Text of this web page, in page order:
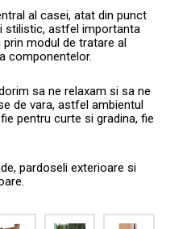
al casei, atat din punct
stilistic, astfel importanta
modul de tratare al
componentelor.
sa ne relaxam si sa ne
de vara, astfel ambientul
pentru curte si gradina, fie
pardoseli exterioare si